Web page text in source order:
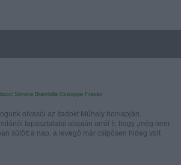
Simona Brambilla Giuseppe Frasso
olvasói az Itadokt Műhely honlapján.
tapasztalatai alapján arról ír, hogy „még nem
sütött a nap, a levegő már csípősen hideg volt